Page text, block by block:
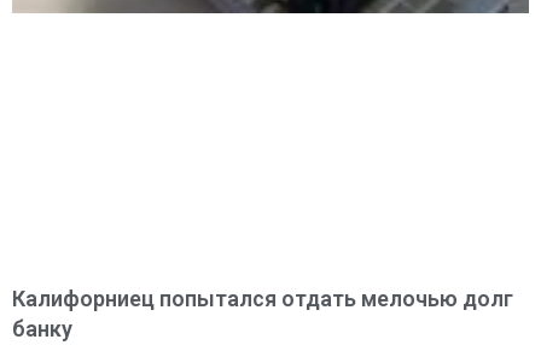
Калифорниец попытался отдать мелочью долг
банку